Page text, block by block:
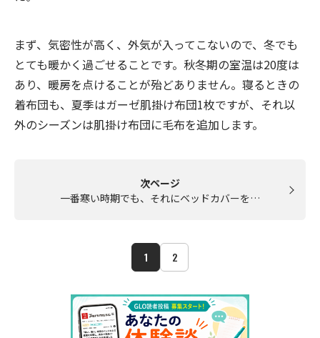
まず、気密性が高く、外気が入ってこないので、冬でも
とても暖かく過ごせることです。秋冬期の室温は20度は
あり、暖房を点けることが殆どありません。寝るときの
着布団も、夏季はガーゼ肌掛け布団1枚ですが、それ以
外のシーズンは肌掛け布団に毛布を追加します。
次ページ
一番寒い時期でも、それにベッドカバーを…
1 2